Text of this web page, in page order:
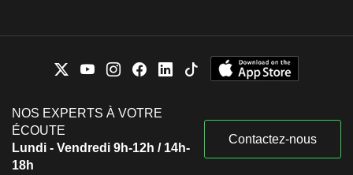
NOS EXPERTS À VOTRE
ÉCOUTE
Lundi - Vendredi 9h-12h / 14h-
18h
Contactez-nous